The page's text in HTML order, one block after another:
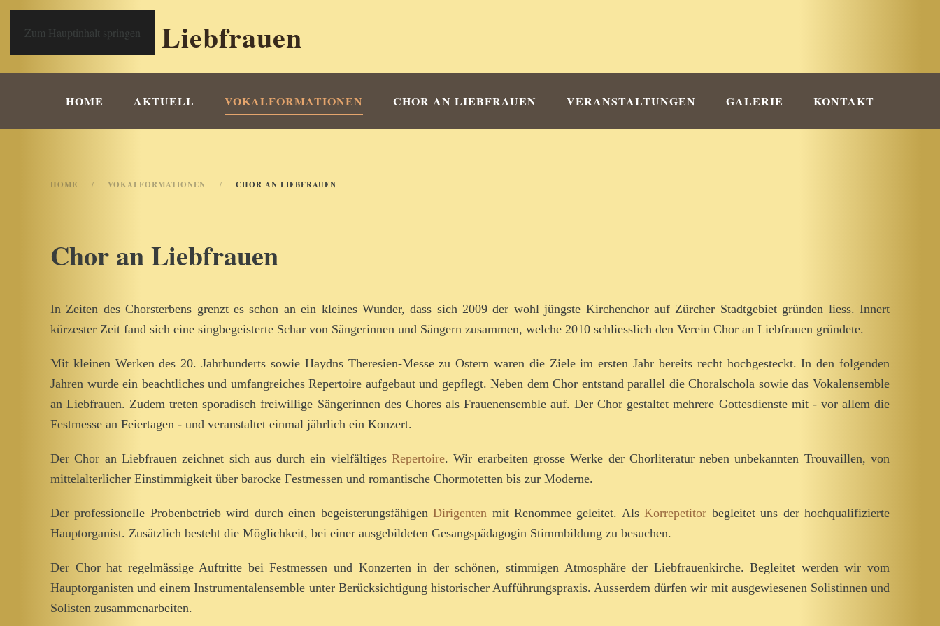
Zum Hauptinhalt springen
Chor an Liebfrauen
HOME AKTUELL VOKALFORMATIONEN CHOR AN LIEBFRAUEN VERANSTALTUNGEN GALERIE KONTAKT
HOME VOKALFORMATIONEN CHOR AN LIEBFRAUEN
Chor an Liebfrauen
In Zeiten des Chorsterbens grenzt es schon an ein kleines Wunder, dass sich 2009 der wohl jüngste Kirchenchor auf Zürcher Stadtgebiet gründen liess. Innert
kürzester Zeit fand sich eine singbegeisterte Schar von Sängerinnen und Sängern zusammen, welche 2010 schliesslich den Verein Chor an Liebfrauen gründete.
Mit kleinen Werken des 20. Jahrhunderts sowie Haydns Theresien-Messe zu Ostern waren die Ziele im ersten Jahr bereits recht hochgesteckt. In den folgenden
Jahren wurde ein beachtliches und umfangreiches Repertoire aufgebaut und gepflegt. Neben dem Chor entstand parallel die Choralschola sowie das Vokalensemble
an Liebfrauen. Zudem treten sporadisch freiwillige Sängerinnen des Chores als Frauenensemble auf. Der Chor gestaltet mehrere Gottesdienste mit - vor allem die
Festmesse an Feiertagen - und veranstaltet einmal jährlich ein Konzert.
Der Chor an Liebfrauen zeichnet sich aus durch ein vielfältiges Repertoire. Wir erarbeiten grosse Werke der Chorliteratur neben unbekannten Trouvaillen, von
mittelalterlicher Einstimmigkeit über barocke Festmessen und romantische Chormotetten bis zur Moderne.
Der professionelle Probenbetrieb wird durch einen begeisterungsfähigenDirigenten mit Renommee geleitet. AlsKorrepetitor begleitet uns der hochqualifizierte
Hauptorganist. Zusätzlich besteht die Möglichkeit, bei einer ausgebildeten Gesangspädagogin Stimmbildung zu besuchen.
Der Chor hat regelmässige Auftritte bei Festmessen und Konzerten in der schönen, stimmigen Atmosphäre der Liebfrauenkirche. Begleitet werden wir vom
Hauptorganisten und einem Instrumentalensemble unter Berücksichtigung historischer Aufführungspraxis. Ausserdem dürfen wir mit ausgewiesenen Solistinnen und
Solisten zusammenarbeiten.